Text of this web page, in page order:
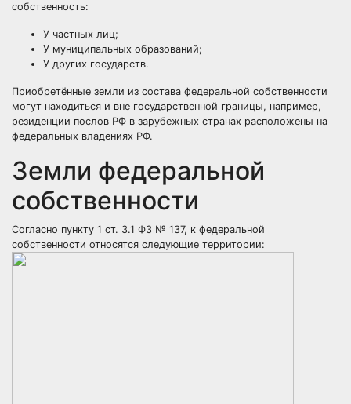
собственность:
У частных лиц;
У муниципальных образований;
У других государств.
Приобретённые земли из состава федеральной собственности
могут находиться и вне государственной границы, например,
резиденции послов РФ в зарубежных странах расположены на
федеральных владениях РФ.
Земли федеральной
собственности
Согласно пункту 1 ст. 3.1 ФЗ № 137, к федеральной
собственности относятся следующие территории: